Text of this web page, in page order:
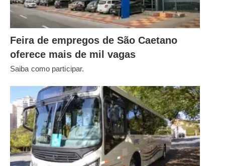
Feira de empregos de São Caetano
oferece mais de mil vagas
Saiba como participar.